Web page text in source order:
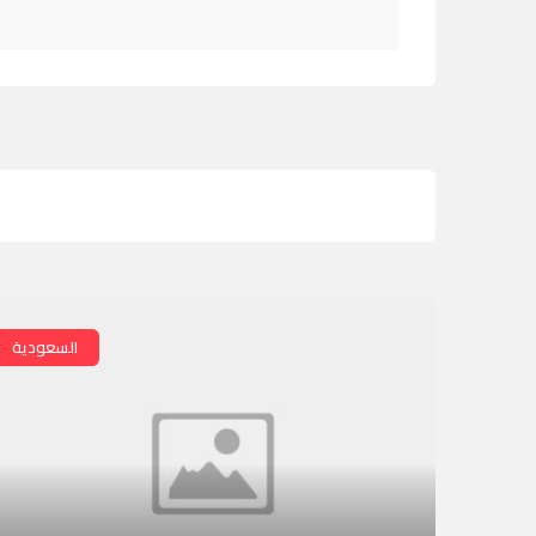
السعودية